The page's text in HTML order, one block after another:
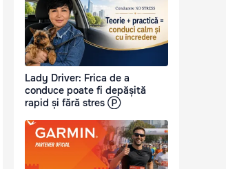
Lady Driver: Frica de a
conduce poate fi depășită
rapid și fără stres Ⓟ